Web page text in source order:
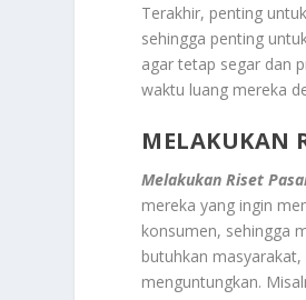
Terakhir, penting
sehingga penting
agar tetap segar dan
waktu luang mereka
MELAKUKAN
Melakukan Riset
mereka yang ingin
konsumen, sehingga
butuhkan
menguntungkan.